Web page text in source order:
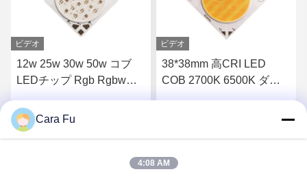
ビデオ
38*38mm 高CRI LED
COB 2700K 6500K ダブ
100W 300W 300W エネル
ギー用照明のために
ビデオ
双色 12v コブ LED 10w
1310 RGBWW RGBCW
Cara Fu
4:08 AM